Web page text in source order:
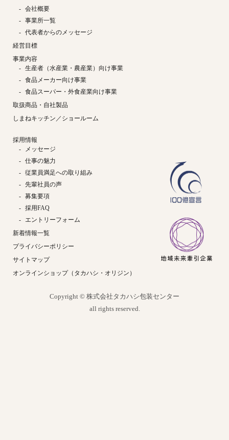
会社概要
事業所一覧
代表者からのメッセージ
経営目標
事業内容
生産者（水産業・農産業）向け事業
食品メーカー向け事業
食品スーパー・外食産業向け事業
取扱商品・自社製品
しまねキッチン／ショールーム
採用情報
メッセージ
仕事の魅力
従業員満足への取り組み
先輩社員の声
募集要項
採用FAQ
エントリーフォーム
新着情報一覧
プライバシーポリシー
サイトマップ
オンラインショップ（タカハシ・オリジン）
Copyright © 株式会社タカハシ包装センター
all rights reserved.